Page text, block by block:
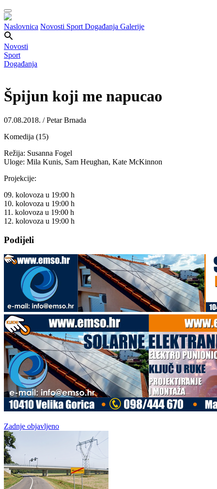
Naslovnica Novosti Sport Događanja Galerije
Novosti
Sport
Događanja
Špijun koji me napucao
07.08.2018. / Petar Brnada
Komedija (15)
Režija: Susanna Fogel
Uloge: Mila Kunis, Sam Heughan, Kate McKinnon
Projekcije:
09. kolovoza u 19:00 h
10. kolovoza u 19:00 h
11. kolovoza u 19:00 h
12. kolovoza u 19:00 h
Podijeli
Zadnje objavljeno